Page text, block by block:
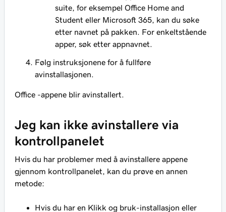
suite, for eksempel Office Home and
Student eller Microsoft 365, kan du søke
etter navnet på pakken. For enkeltstående
apper, søk etter appnavnet.
Følg instruksjonene for å fullføre
avinstallasjonen.
Office -appene blir avinstallert.
Jeg kan ikke avinstallere via
kontrollpanelet
Hvis du har problemer med å avinstallere appene
gjennom kontrollpanelet, kan du prøve en annen
metode:
Hvis du har en Klikk og bruk-installasjon eller